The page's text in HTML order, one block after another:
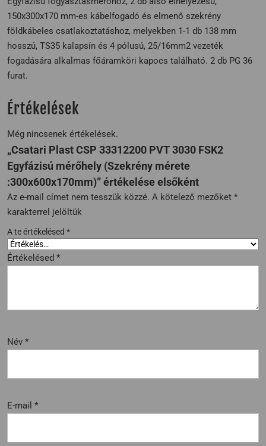
150x300x170 mm-es kábelfogadó és elmenő szekrény
földkábeles csatlakoztatáshoz, melyekben 1-1 db 138 mm
hosszú, TS35 kalapsín és 4 pólusú, 25/16mm2 vezeték
fogadására alkalmas főáramköri kapocs található. 2 db PG 36
furat.
Értékelések
Még nincsenek értékelések.
„Csatari Plast CSP 33312200 PVT 3030 FSK2
Egyfázisú mérőhely (Szekrény mérete
:300x600x170mm)” értékelése elsőként
Az e-mail címet nem tesszük közzé. A kötelező mezőket *
karakterrel jelöltük
A te értékelésed *
Értékelésed *
Név *
E-mail *